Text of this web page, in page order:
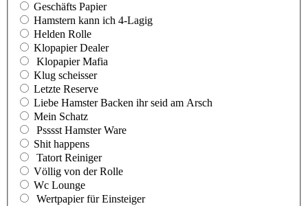
Geschäfts Papier
Hamstern kann ich 4-Lagig
Helden Rolle
Klopapier Dealer
Klopapier Mafia
Klug scheisser
Letzte Reserve
Liebe Hamster Backen ihr seid am Arsch
Mein Schatz
Psssst Hamster Ware
Shit happens
Tatort Reiniger
Völlig von der Rolle
Wc Lounge
Wertpapier für Einsteiger